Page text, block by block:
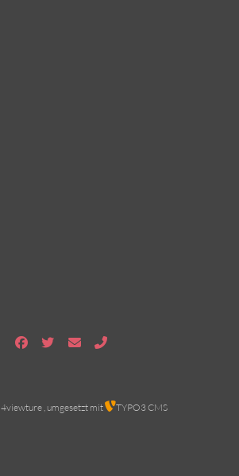
4viewture , umgesetzt mit TYPO3 CMS